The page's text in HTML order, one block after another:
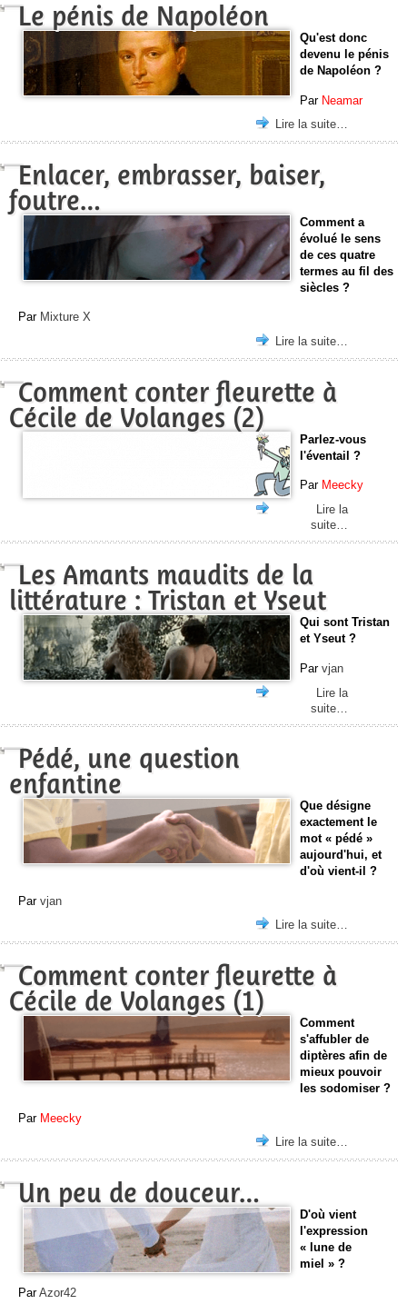
Le pénis de Napoléon
Qu'est donc
devenu le pénis
de Napoléon ?
Par Neamar
Lire la suite…
Enlacer, embrasser, baiser,
foutre…
Comment a
évolué le sens
de ces quatre
termes au fil des
siècles ?
Par Mixture X
Lire la suite…
Comment conter fleurette à
Cécile de Volanges (2)
Parlez-vous
l'éventail ?
Par Meecky
Lire la
suite…
Les Amants maudits de la
littérature : Tristan et Yseut
Qui sont Tristan
et Yseut ?
Par vjan
Lire la
suite…
Pédé, une question
enfantine
Que désigne
exactement le
mot « pédé »
aujourd'hui, et
d'où vient-il ?
Par vjan
Lire la suite…
Comment conter fleurette à
Cécile de Volanges (1)
Comment
s'affubler de
diptères afin de
mieux pouvoir
les sodomiser ?
Par Meecky
Lire la suite…
Un peu de douceur…
D'où vient
l'expression
« lune de
miel » ?
ParAzor42